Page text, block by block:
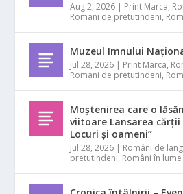
Aug 2, 2026 | Print Marca,
Romani de pretutindeni,
Muzeul Imnului
Jul 28, 2026 | Print Marca,
Romani de pretutindeni,
Moștenirea care o
viitoare Lansarea cărții
Locuri și oameni”
Jul 28, 2026 | Români de
pretutindeni, Români în lume